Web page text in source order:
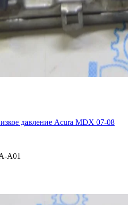
давление Acura MDX 07-08
A01